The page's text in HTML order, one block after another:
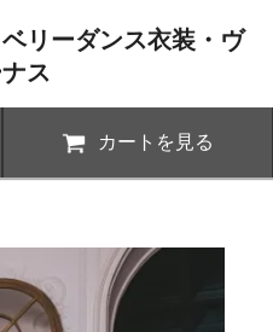
リーダンス衣装・ヴ
ス
カートを見る